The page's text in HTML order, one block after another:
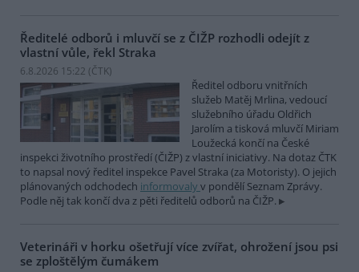
Ředitelé odborů i mluvčí se z ČIŽP rozhodli odejít z
vlastní vůle, řekl Straka
6.8.2026 15:22 (ČTK)
Ředitel odboru vnitřních
služeb Matěj Mrlina, vedoucí
služebního úřadu Oldřich
Jarolím a tisková mluvčí Miriam
Loužecká končí na České
inspekci životního prostředí (ČIŽP) z vlastní iniciativy. Na dotaz ČTK
to napsal nový ředitel inspekce Pavel Straka (za Motoristy). O jejich
plánovaných odchodech informovaly v pondělí Seznam Zprávy.
Podle něj tak končí dva z pěti ředitelů odborů na ČIŽP.
Veterináři v horku ošetřují více zvířat, ohrožení jsou psi
se zploštělým čumákem